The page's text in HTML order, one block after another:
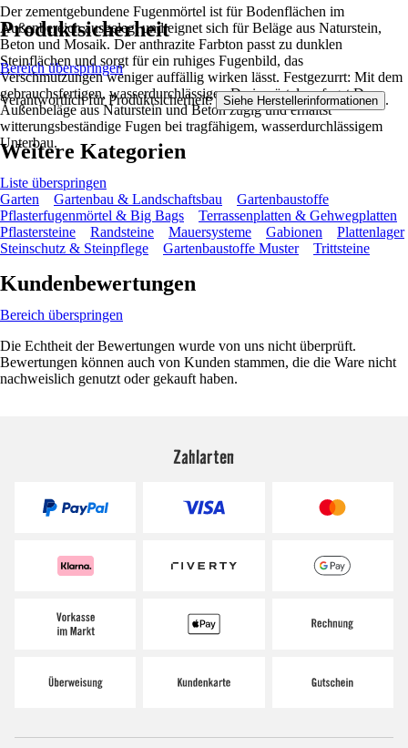
Der zementgebundene Fugenmörtel ist für Bodenflächen im
Außenbereich ausgelegt und eignet sich für Beläge aus Naturstein,
Beton und Mosaik. Der anthrazite Farbton passt zu dunklen
Steinflächen und sorgt für ein ruhiges Fugenbild, das
Verschmutzungen weniger auffällig wirken lässt. Festgezurrt: Mit dem
gebrauchsfertigen, wasserdurchlässigen Drainmörtel verfugst Du
Außenbeläge aus Naturstein und Beton zügig und erhältst
witterungsbeständige Fugen bei tragfähigem, wasserdurchlässigem
Unterbau.
Produktsicherheit
Bereich überspringen
Verantwortlich für Produktsicherheit: Siehe Herstellerinformationen .
Weitere Kategorien
Liste überspringen
Garten
Gartenbau & Landschaftsbau
Gartenbaustoffe
Pflasterfugenmörtel & Big Bags
Terrassenplatten & Gehwegplatten
Pflastersteine
Randsteine Mauersysteme Gabionen
Plattenlager
Steinschutz & Steinpflege
Gartenbaustoffe Muster Trittsteine
Kundenbewertungen
Bereich überspringen
Die Echtheit der Bewertungen wurde von uns nicht überprüft.
Bewertungen können auch von Kunden stammen, die die Ware nicht
nachweislich genutzt oder gekauft haben.
Zahlarten